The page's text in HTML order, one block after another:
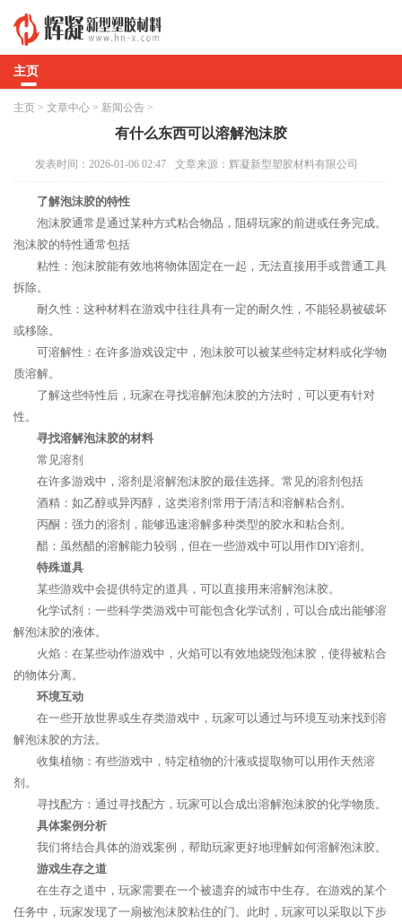
主页
主页 > 文章中心 > 新闻公告 >
有什么东西可以溶解泡沫胶
发表时间：2026-01-06 02:47 文章来源：辉凝新型塑胶材料有限公司
了解泡沫胶的特性
泡沫胶通常是通过某种方式粘合物品，阻碍玩家的前进或任务完成。
泡沫胶的特性通常包括
粘性：泡沫胶能有效地将物体固定在一起，无法直接用手或普通工具
拆除。
耐久性：这种材料在游戏中往往具有一定的耐久性，不能轻易被破坏
或移除。
可溶解性：在许多游戏设定中，泡沫胶可以被某些特定材料或化学物
质溶解。
了解这些特性后，玩家在寻找溶解泡沫胶的方法时，可以更有针对
性。
寻找溶解泡沫胶的材料
常见溶剂
在许多游戏中，溶剂是溶解泡沫胶的最佳选择。常见的溶剂包括
酒精：如乙醇或异丙醇，这类溶剂常用于清洁和溶解粘合剂。
丙酮：强力的溶剂，能够迅速溶解多种类型的胶水和粘合剂。
醋：虽然醋的溶解能力较弱，但在一些游戏中可以用作DIY溶剂。
特殊道具
某些游戏中会提供特定的道具，可以直接用来溶解泡沫胶。
化学试剂：一些科学类游戏中可能包含化学试剂，可以合成出能够溶
解泡沫胶的液体。
火焰：在某些动作游戏中，火焰可以有效地烧毁泡沫胶，使得被粘合
的物体分离。
环境互动
在一些开放世界或生存类游戏中，玩家可以通过与环境互动来找到溶
解泡沫胶的方法。
收集植物：有些游戏中，特定植物的汁液或提取物可以用作天然溶
剂。
寻找配方：通过寻找配方，玩家可以合成出溶解泡沫胶的化学物质。
具体案例分析
我们将结合具体的游戏案例，帮助玩家更好地理解如何溶解泡沫胶。
游戏生存之道
在生存之道中，玩家需要在一个被遗弃的城市中生存。在游戏的某个
任务中，玩家发现了一扇被泡沫胶粘住的门。此时，玩家可以采取以下步